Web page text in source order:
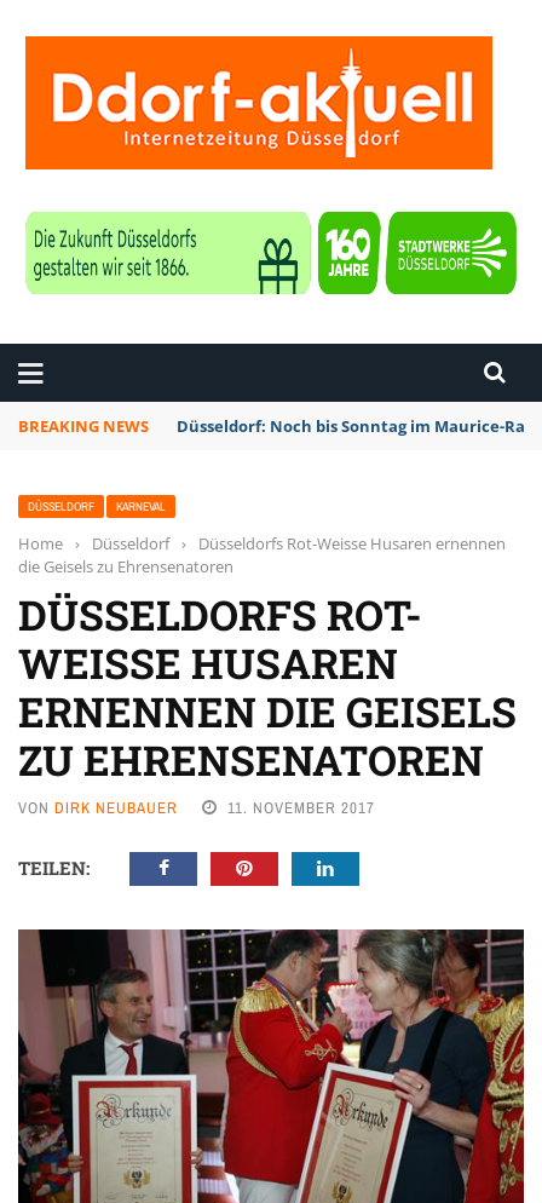
BREAKING NEWS Düsseldorf: Noch bis Sonntag im Maurice-
DÜSSELDORF KARNEVAL
Home › Düsseldorf ›
Düsseldorfs Rot-Weisse Husaren ernennen
die Geisels zu Ehrensenatoren
DÜSSELDORFS ROT-
WEISSE HUSAREN
ERNENNEN DIE GEISELS
ZU EHRENSENATOREN
VON DIRK NEUBAUER 11. NOVEMBER 2017
TEILEN: